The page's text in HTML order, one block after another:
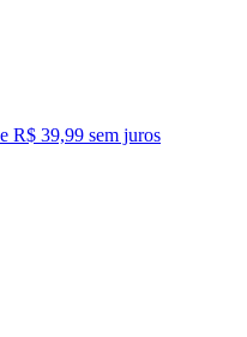
R$ 39,99 sem juros